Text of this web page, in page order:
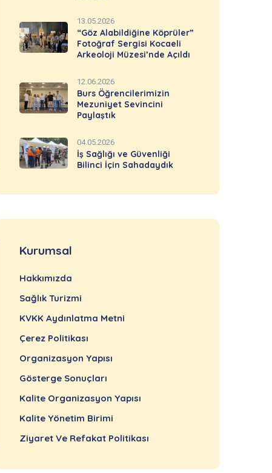
13.05.2026
“Göz Alabildiğine Köprüler”
Fotoğraf Sergisi Kocaeli
Arkeoloji Müzesi’nde Açıldı
12.06.2026
Burs Öğrencilerimizin
Mezuniyet Sevincini
Paylaştık
04.05.2026
İş Sağlığı ve Güvenliği
Bilinci İçin Sahadaydık
Kurumsal
Hakkımızda
Sağlık Turizmi
KVKK Aydınlatma Metni
Çerez Politikası
Organizasyon Yapısı
Gösterge Sonuçları
Kalite Organizasyon Yapısı
Kalite Yönetim Birimi
Ziyaret Ve Refakat Politikası